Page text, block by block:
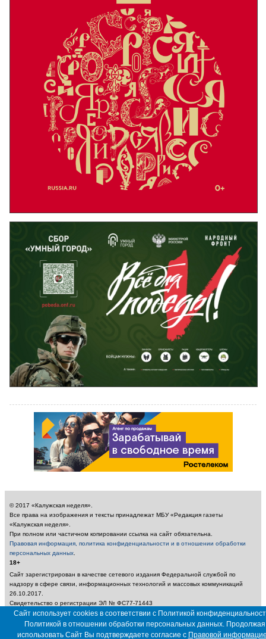
© 2017 «Калужская неделя».
Все права на изображения и тексты принадлежат МБУ «Редакция газеты
«Калужская неделя».
При полном или частичном копировании ссылка на сайт обязательна.
Правовая информация, политика конфиденциальности и в отношении обработки
персональных данных
18+
Сайт зарегистрирован в качестве сетевого издания Федеральной службой по
надзору в сфере связи, информационных технологий и массовых коммуникаций
26.10.2017.
Свидетельство о регистрации ЭЛ № ФС77-71443
Учредитель: Муниципальное бюджетное учреждение «Редакция газеты «Калужская
неделя»
Главный редактор: Амбарцумян А. Ю. / Электронный адрес редакции:
Сайт использует cookies в соответствии с Политикой
Политикой в отношении обработки персональных данных. Продолжая
использовать Сайт Вы подтверждаете согласие с Правовой